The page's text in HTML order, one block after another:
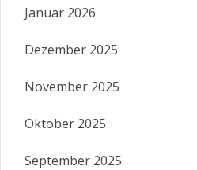
Januar 2026
Dezember 2025
November 2025
Oktober 2025
September 2025